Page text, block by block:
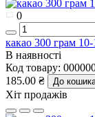
0
какао 300 грам
В наявності
Код товару:
185.00 ₴
До
Хіт продажів